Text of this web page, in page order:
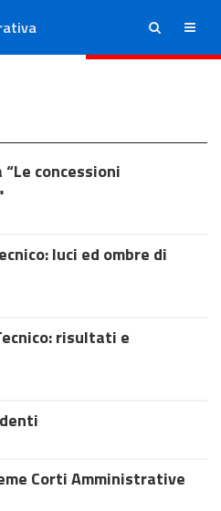
ricerca menu
concessioni
luci ed ombre di
risultati e
Corti Amministrative